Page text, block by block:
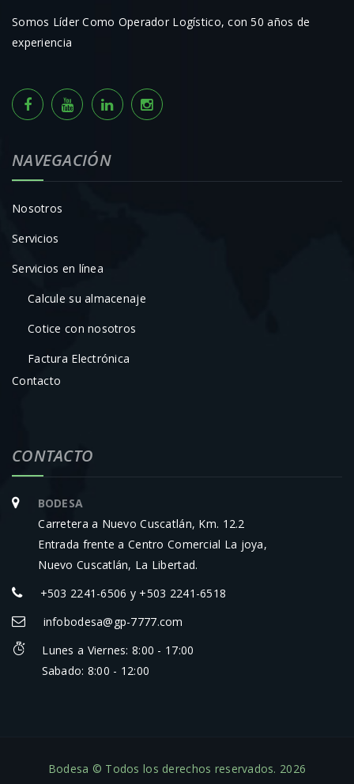
Somos Líder Como Operador Logístico, con 50 años de
experiencia
NAVEGACIÓN
Nosotros
Servicios
Servicios en línea
Calcule su almacenaje
Cotice con nosotros
Factura Electrónica
Contacto
CONTACTO
BODESA
Carretera a Nuevo Cuscatlán, Km. 12.2
Entrada frente a Centro Comercial La joya,
Nuevo Cuscatlán, La Libertad.
+503 2241-6506 y +503 2241-6518
infobodesa@gp-7777.com
Lunes a Viernes: 8:00 - 17:00
Sabado: 8:00 - 12:00
Bodesa © Todos los derechos reservados. 2026